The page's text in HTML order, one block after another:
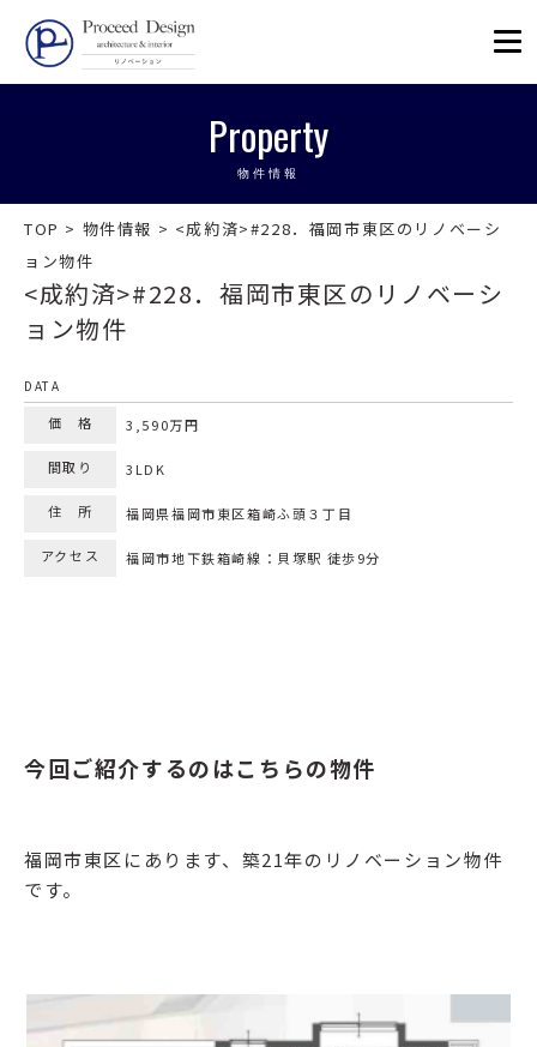
リノベーションを福岡で。
Property
物件情報
<成約済>#228．福岡市東区のリノベーシ
ョン物件
TOP > 物件情報 > <成約済>#228．福岡市東区のリノベーシ
ョン物件
今回ご紹介するのはこちらの物件
福岡市東区にあります、築21年のリノベーション物件
です。
DATA
価 格 3,590万円
間取り 3LDK
住 所 福岡県福岡市東区箱崎ふ頭３丁目
アクセス 福岡市地下鉄箱崎線：貝塚駅 徒歩9分